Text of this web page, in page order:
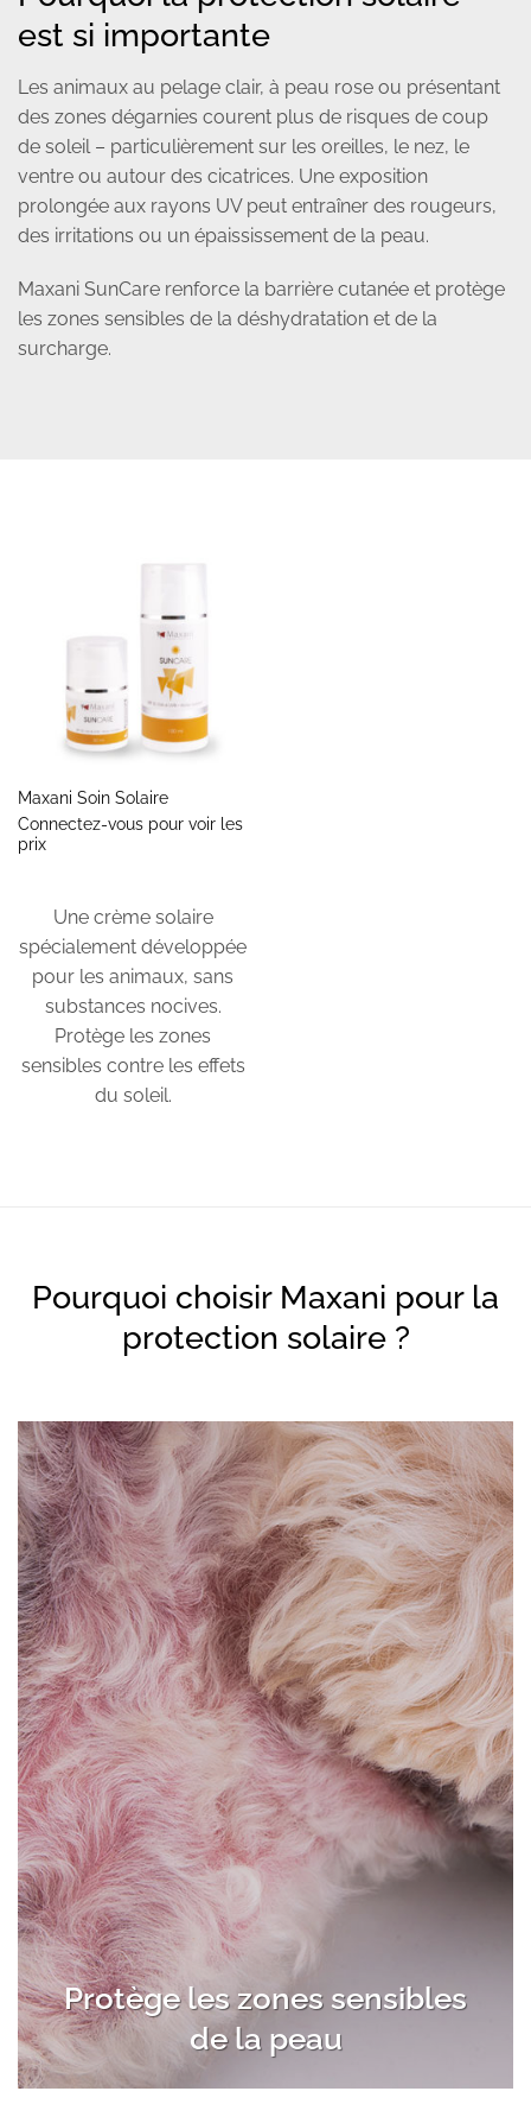
est si importante
Les animaux au pelage clair, à peau rose ou présentant
des zones dégarnies courent plus de risques de coup
de soleil – particulièrement sur les oreilles, le nez, le
ventre ou autour des cicatrices. Une exposition
prolongée aux rayons UV peut entraîner des rougeurs,
des irritations ou un épaississement de la peau.
Maxani SunCare renforce la barrière cutanée et protège
les zones sensibles de la déshydratation et de la
surcharge.
Maxani Soin Solaire
Connectez-vous pour voir les
prix
Une crème solaire
spécialement développée
pour les animaux, sans
substances nocives.
Protège les zones
sensibles contre les effets
du soleil.
Pourquoi choisir Maxani pour la
protection solaire ?
Protège les zones sensibles
de la peau